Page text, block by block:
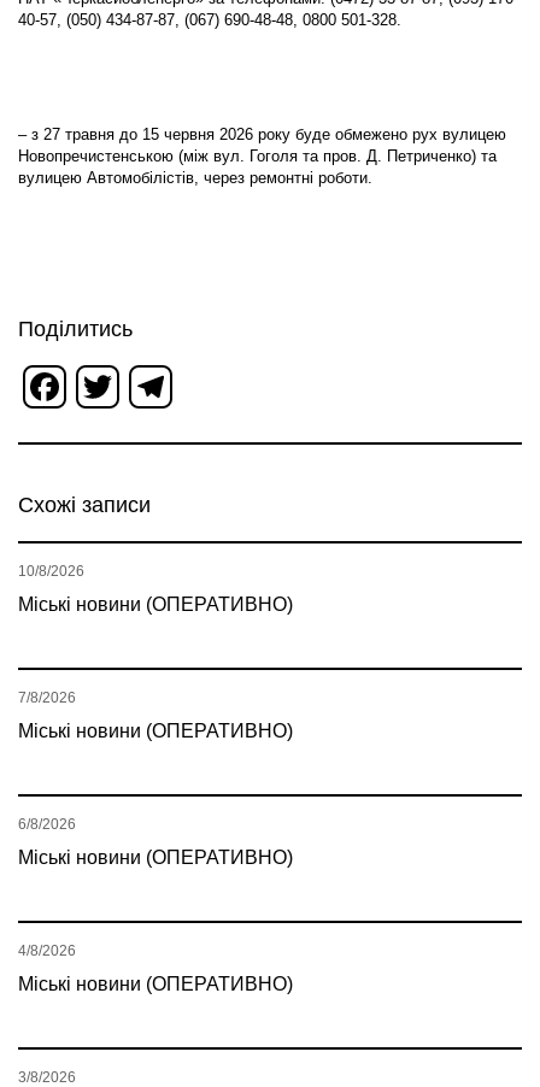
40-57, (050) 434-87-87, (067) 690-48-48, 0800 501-328.
– з 27 травня до 15 червня 2026 року буде обмежено рух вулицею
Новопречистенською (між вул. Гоголя та пров. Д. Петриченко) та
вулицею Автомобілістів, через ремонтні роботи.
Поділитись
Facebook
Twitter
Схожі записи
Міські новини (ОПЕРАТИВНО)
10/8/2026
Міські новини (ОПЕРАТИВНО)
7/8/2026
Міські новини (ОПЕРАТИВНО)
6/8/2026
Міські новини (ОПЕРАТИВНО)
4/8/2026
3/8/2026